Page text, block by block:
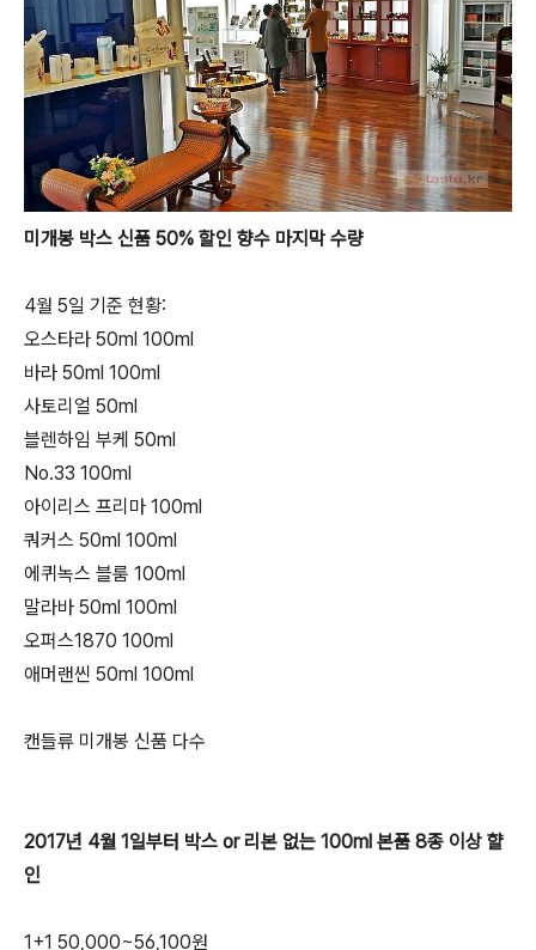
미개봉 박스 신품 50% 할인 향수 마지막 수량
4월 5일 기준 현황:
오스타라 50ml 100ml
바라 50ml 100ml
사토리얼 50ml
블렌하임 부케 50ml
No.33 100ml
아이리스 프리마 100ml
쿼커스 50ml 100ml
에퀴녹스 블룸 100ml
말라바 50ml 100ml
오퍼스1870 100ml
애머랜씬 50ml 100ml
캔들류 미개봉 신품 다수
2017년 4월 1일부터 박스 or 리본 없는 100ml 본품 8종 이상 햘
인
1+1 50,000~56,100원